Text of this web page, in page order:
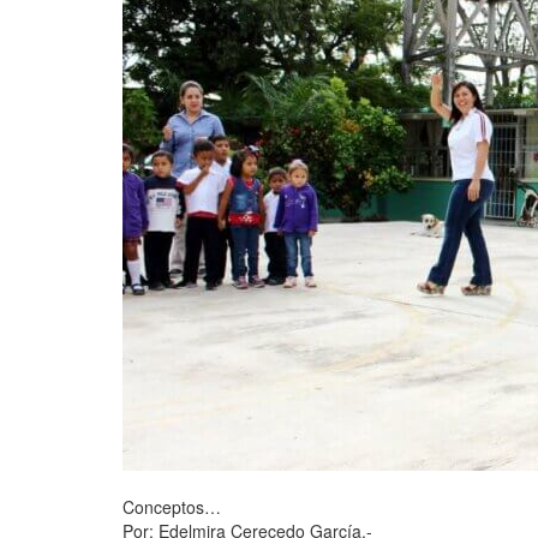
Conceptos…
Por: Edelmira Cerecedo García.-